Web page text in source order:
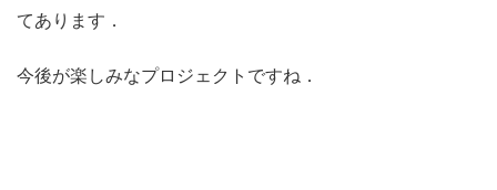
てあります．
今後が楽しみなプロジェクトですね．